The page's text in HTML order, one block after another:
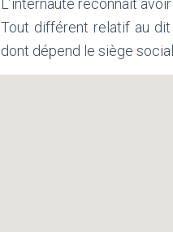
L’internaute reconnaît
Tout différent relatif au
dont dépend le siège